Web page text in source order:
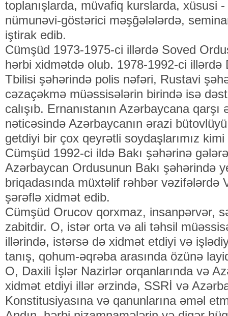
toplanışlarda, müvafiq kurslarda, xüsusi
nümunəvi-göstərici məşğələlərdə,
iştirak edib.
Cümşüd 1973-1975-ci illərdə Soved
hərbi xidmətdə olub. 1978-1992-ci illərdə
Tbilisi şəhərində polis nəfəri, Rustavi
cəzaçəkmə müəssisələrin birində isə
calışıb. Ernanıstanın Azərbaycana qarşı
nəticəsində Azərbaycanın ərazi
getdiyi bir çox qeyrətli soydaşlarımız
Cümşüd 1992-ci ildə Bakı şəhərinə
Azərbaycan Ordusunun Bakı şəhərində
briqadasında müxtəlif rəhbər vəzifələrdə
şərəflə xidmət edib.
Cümşüd Orucov qorxmaz, insanpərvər,
zabitdir. O, istər orta və ali təhsil
illərində, istərsə də xidmət etdiyi və
tanış, qohum-əqrəba arasında özünə
O, Daxili İşlər Nazirlər orqanlarında və
xidmət etdiyi illər ərzində, SSRİ və
Konstitusiyasına və qanunlarına əməl